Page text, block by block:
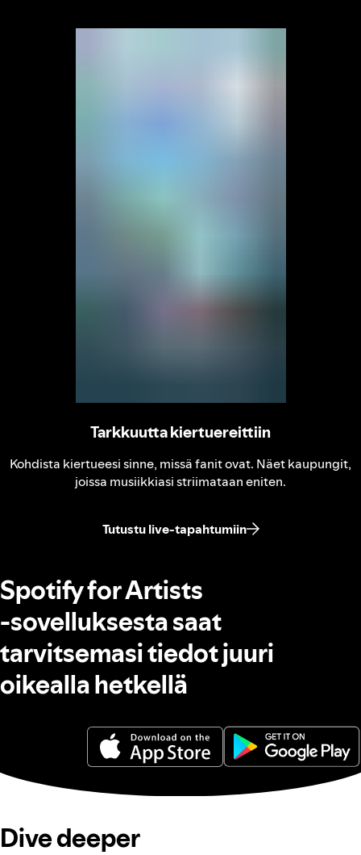
Tarkkuutta kiertuereittiin
Kohdista kiertueesi sinne, missä fanit ovat. Näet kaupungit,
joissa musiikkiasi striimataan eniten.
Tutustu live-tapahtumiin
Spotify for Artists
‑sovelluksesta saat
tarvitsemasi tiedot juuri
oikealla hetkellä
Dive deeper